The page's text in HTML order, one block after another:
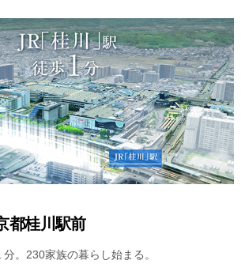
都桂川駅前
。230家族の暮らし始まる。